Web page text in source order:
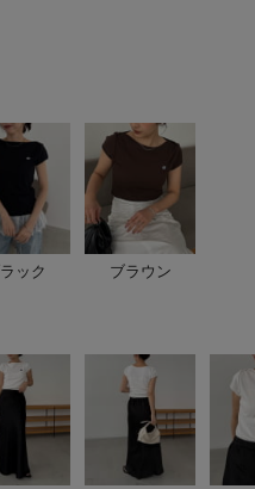
ック ブラウン